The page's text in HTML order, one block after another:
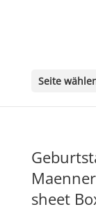
Seite
sheet